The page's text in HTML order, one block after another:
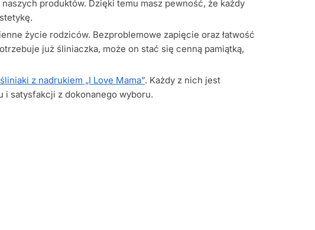
produktów. Dzięki temu masz pewność, że każdy
życie rodziców. Bezproblemowe zapięcie oraz łatwość
już śliniaczka, może on stać się cenną pamiątką,
śliniaki z nadrukiem „I Love Mama”. Każdy z nich jest
i satysfakcji z dokonanego wyboru.